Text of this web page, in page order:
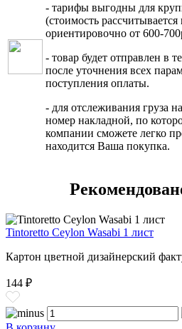
- тарифы выгодны для
(стоимость
ориентировочно от 600-
- товар будет отправлен в
после уточнения всех
поступления оплаты.
- для отслеживания груза
номер накладной, по
компании сможете легко
находится Ваша покупка.
Tintoretto Ceylon Wasabi 1 лист
Картон цветной дизайнерский
144 ₽